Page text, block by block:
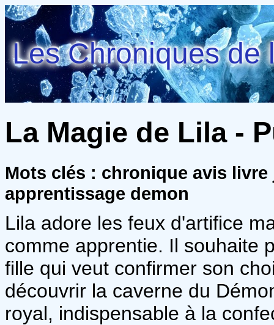
Les Chroniques de
La Magie de Lila -
Mots clés : chronique avis
apprentissage demon
Lila adore les feux d'artifice
comme apprentie. Il souhaite
fille qui veut confirmer son
découvrir la caverne du
royal, indispensable à la